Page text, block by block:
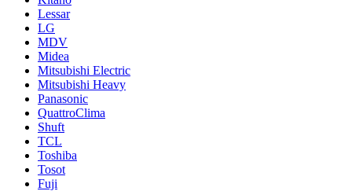
Lessar
LG
MDV
Midea
Mitsubishi Electric
Mitsubishi Heavy
Panasonic
QuattroClima
Shuft
TCL
Toshiba
Tosot
Fuji